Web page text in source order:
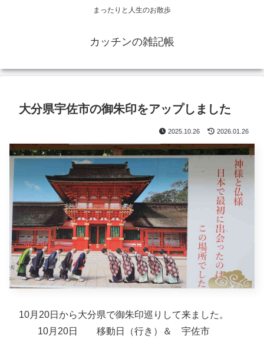
まったりと人生のお散歩
カッチンの雑記帳
大分県宇佐市の御朱印をアップしました
2025.10.26 2026.01.26
10月20日から大分県で御朱印巡りして来ました。
10月20日 移動日（行き）＆ 宇佐市